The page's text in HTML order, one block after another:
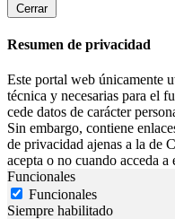
Cerrar
Resumen de privacidad
Este portal web únicamente
técnica y necesarias para el
cede datos de carácter
Sin embargo, contiene
de privacidad ajenas a la de
acepta o no cuando acceda a
Funcionales
Funcionales
Siempre habilitado